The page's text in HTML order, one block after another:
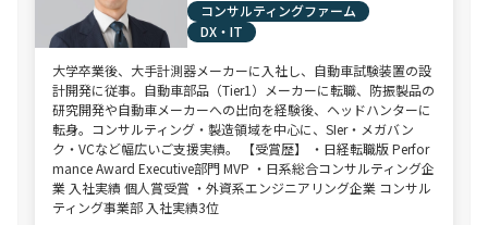
コンサルティングファーム
DX・IT
大学卒業後、大手計測器メーカーに入社し、自動車試験装置の設
計開発に従事。自動車部品（Tier1）メーカーに転職、防振製品の
研究開発や自動車メーカーへの出向を経験後、ヘッドハンターに
転身。コンサルティング・製造領域を中心に、SIer・メガバン
ク・VCなど幅広いご支援実績。 【受賞歴】 ・日経転職版 Perfor
mance Award Executive部門 MVP ・日系総合コンサルティング企
業 入社実績 個人賞受賞 ・外資系エンジニアリング企業 コンサル
ティング事業部 入社実績3位